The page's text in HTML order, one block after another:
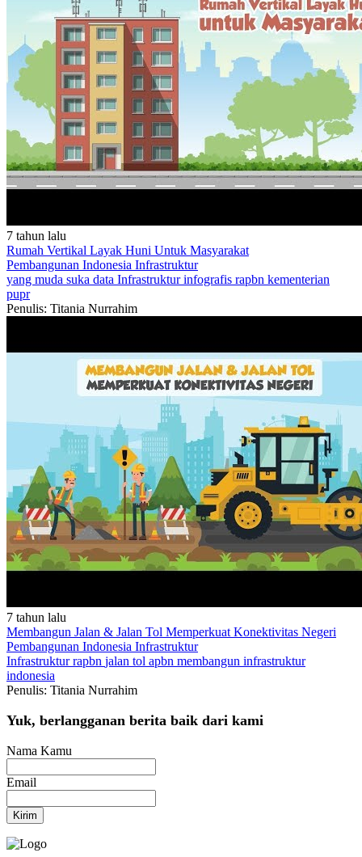
7 tahun lalu
Rumah Vertikal Layak Huni Untuk Masyarakat
Pembangunan Indonesia Infrastruktur
yang muda suka data Infrastrukturinfografis rapbn kementerian
pupr
Penulis: Titania Nurrahim
7 tahun lalu
Membangun Jalan & Jalan Tol Memperkuat Konektivitas Negeri
Pembangunan Indonesia Infrastruktur
Infrastrukturrapbn jalan tol apbn membangun infrastruktur
indonesia
Penulis: Titania Nurrahim
Yuk, berlangganan berita baik dari kami
Nama Kamu
Email
Kirim